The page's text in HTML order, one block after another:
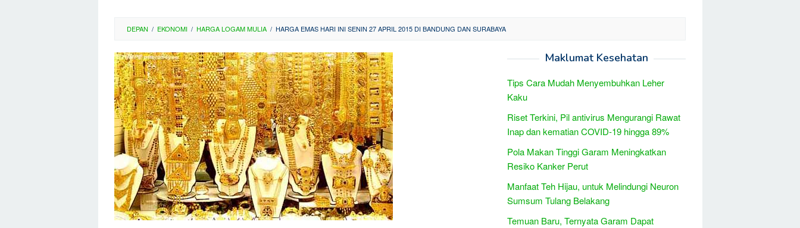
DEPAN / EKONOMI / HARGA LOGAM MULIA / HARGA EMAS HARI INI SENIN 27 APRIL 2015 DI BANDUNG DAN SURABAYA
Maklumat Kesehatan
Tips Cara Mudah Menyembuhkan Leher
Kaku
Riset Terkini, Pil antivirus Mengurangi Rawat
Inap dan kematian COVID-19 hingga 89%
Pola Makan Tinggi Garam Meningkatkan
Resiko Kanker Perut
Manfaat Teh Hijau, untuk Melindungi Neuron
Sumsum Tulang Belakang
Temuan Baru, Ternyata Garam Dapat